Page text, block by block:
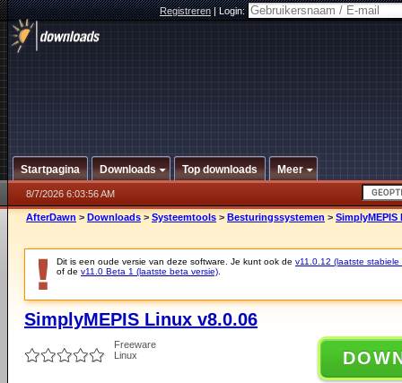
Registreren|Login:
Startpagina Downloads Top downloads Meer
8/7/2026 6:03:56 AM
AfterDawn > Downloads > Systeemtools > Besturingssystemen > SimplyMEPIS
Dit is een oude versie van deze software. Je kunt ook de v11.0.12 (laatste stabiele
of de v11.0 Beta 1 (laatste beta versie)
SimplyMEPIS Linux v8.0.06
Freeware
Linux